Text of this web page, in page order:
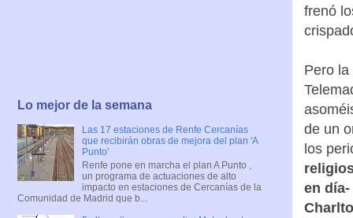
frenó
Pero
de un
los
en
Lo mejor de la semana
Las 17 estaciones de Renfe Cercanías
que recibirán obras de mejora del plan 'A
Punto'
Renfe pone en marcha el plan A Punto ,
un programa de actuaciones de alto
impacto en estaciones de Cercanías de la
Comunidad de Madrid que b...